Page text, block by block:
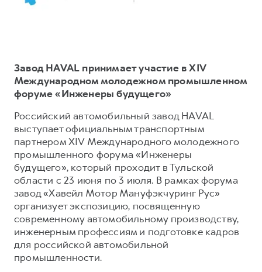
F7
от 2 899 000 ₽
F7X
от 3 599 000 ₽
POER
от 3 449 000 ₽
КРЕДИТ И СТРАХОВАНИЕ
Кредитный калькулятор
Страхование
Кредит
КОРПОРАТИВНЫМ КЛИЕНТАМ
Для малого бизнеса
Корпоративным клиентам
Крупным корпоративным клиентам
Система управления автопарком
Сервис для корпоративных клиентов
Регламенты технического обслуживания
Электронный ПТС
ПОДДЕРЖКА
GWM Безопасность
Гарантия HAVAL
Мобильное приложение GWM
Программа «HAVAL Защита+»
Руководства по эксплуатации
Подписки
Завод HAVAL принимает участие в XIV
Международном молодежном промышленном
форуме «Инженеры будущего»
Российский автомобильный завод HAVAL
выступает официальным транспортным
партнером XIV Международного молодежного
промышленного форума «Инженеры
будущего», который проходит в Тульской
области с 23 июня по 3 июля. В рамках форума
завод «Хавейл Мотор Мануфэкчуринг Рус»
организует экспозицию, посвященную
современному автомобильному производству,
инженерным профессиям и подготовке кадров
для российской автомобильной
промышленности.